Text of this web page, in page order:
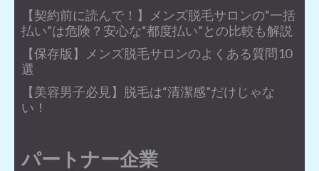
【契約前に読んで！】メンズ脱毛サロンの“一括
払い”は危険？安心な“都度払い”との比較も解説
【保存版】メンズ脱毛サロンのよくある質問10
選
【美容男子必見】脱毛は“清潔感”だけじゃな
い！
パートナー企業